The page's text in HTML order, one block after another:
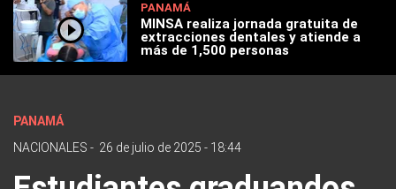
PANAMÁ
MINSA realiza jornada gratuita de
extracciones dentales y atiende a
más de 1,500 personas
PANAMÁ
NACIONALES - 26 de julio de 2025 - 18:44